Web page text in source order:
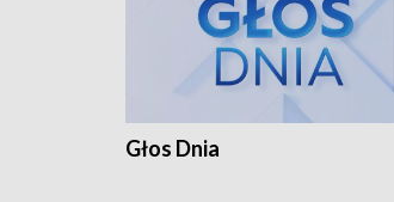
Głos Dnia